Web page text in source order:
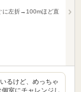
に左折→100mほど直
るけど、めっちゃ
室にチャレンジし